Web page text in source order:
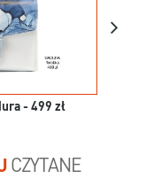
- 499 zł
CZYTANE